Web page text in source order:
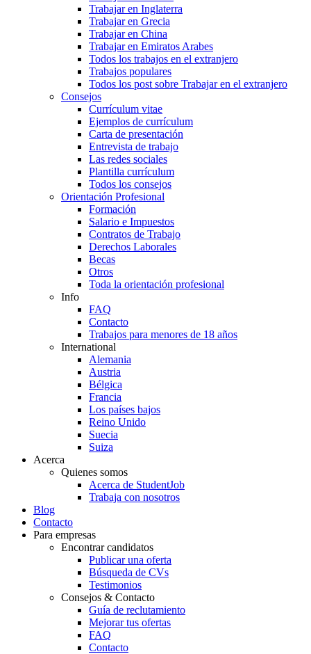
Trabajar en Inglaterra
Trabajar en Grecia
Trabajar en China
Trabajar en Emiratos Arabes
Todos los trabajos en el extranjero
Trabajos populares
Todos los post sobre Trabajar en el extranjero
Consejos
Currículum vitae
Ejemplos de currículum
Carta de presentación
Entrevista de trabajo
Las redes sociales
Plantilla currículum
Todos los consejos
Orientación Profesional
Formación
Salario e Impuestos
Contratos de Trabajo
Derechos Laborales
Becas
Otros
Toda la orientación profesional
Info
FAQ
Contacto
Trabajos para menores de 18 años
International
Alemania
Austria
Bélgica
Francia
Los países bajos
Reino Unido
Suecia
Suiza
Acerca
Quienes somos
Acerca de StudentJob
Trabaja con nosotros
Blog
Contacto
Para empresas
Encontrar candidatos
Publicar una oferta
Búsqueda de CVs
Testimonios
Consejos & Contacto
Guía de reclutamiento
Mejorar tus ofertas
FAQ
Contacto